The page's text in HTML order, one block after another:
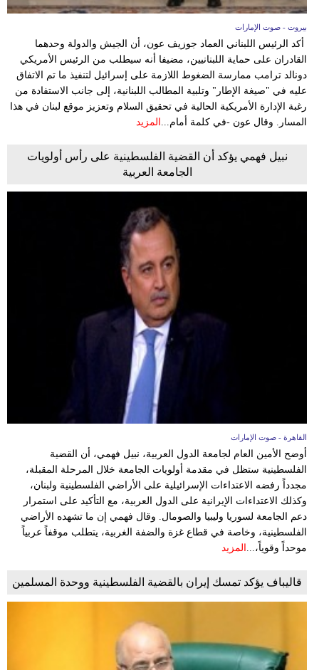
بيروت - صوت الإمارات
أكد الرئيس اللبناني العماد جوزيف عون، أن الجيش والدولة وحدهما
القادران على حماية اللبنانيين، مضيفا أنه سيطلب من الرئيس الأمريكي
دونالد ترامب ممارسة الضغوط اللازمة على إسرائيل لتنفيذ ما تم الاتفاق
عليه في "صيغة الإطار" وتلبية المطالب اللبنانية، إلى جانب الاستفادة من
رغبة الإدارة الأمريكية الحالية في تحقيق السلام وتعزيز موقع لبنان في هذا
المسار. وقال عون -في كلمة أمام... المزيد
نبيل فهمي يؤكد أن القضية الفلسطينية على رأس أولويات
الجامعة العربية
القاهرة - صوت الإمارات
أوضح الأمين العام لجامعة الدول العربية، نبيل فهمي، أن القضية
الفلسطينية ستظل في مقدمة أولويات الجامعة خلال المرحلة المقبلة،
مجدداً رفضه الاعتداءات الإسرائيلية على الأراضي الفلسطينية ولبنان،
وكذلك الاعتداءات الإيرانية على الدول العربية، مع التأكيد على استمرار
دعم الجامعة لسوريا وليبيا والصومال. وقال فهمي إن ما تشهده الأراضي
الفلسطينية، وخاصة في قطاع غزة والضفة الغربية، يتطلب موقفاً عربياً
موحداً وقوياً،... المزيد
قاليباف يؤكد تمسك إيران بالقضية الفلسطينية ووحدة المسلمين